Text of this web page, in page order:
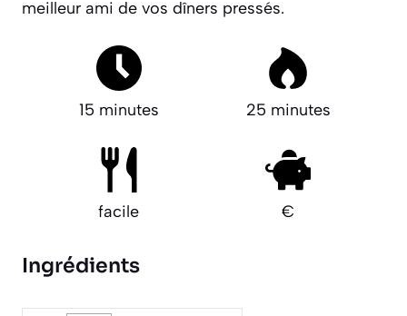
meilleur ami de vos dîners pressés.
15 minutes 25 minutes
facile €
Ingrédients